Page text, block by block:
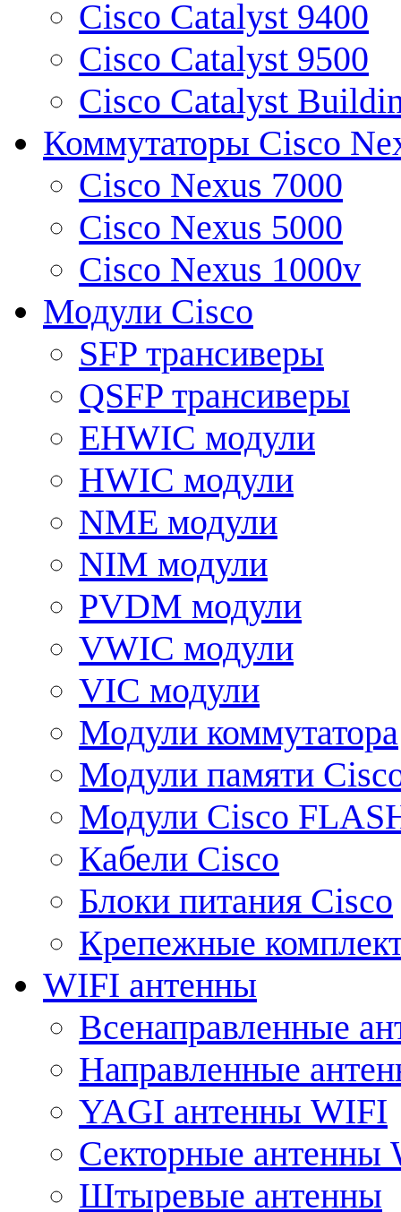
Cisco Catalyst 9400
Cisco Catalyst 9500
Cisco Catalyst
Коммутаторы Cisco
Cisco Nexus 7000
Cisco Nexus 5000
Cisco Nexus 1000v
Модули Cisco
SFP трансиверы
QSFP трансиверы
EHWIC модули
HWIC модули
NME модули
NIM модули
PVDM модули
VWIC модули
VIC модули
Модули коммутатора
Модули памяти
Модули Cisco
Кабели Cisco
Блоки питания Cisco
Крепежные
WIFI антенны
Всенаправленные
Направленные
YAGI антенны WIFI
Секторные антенны
Штыревые антенны